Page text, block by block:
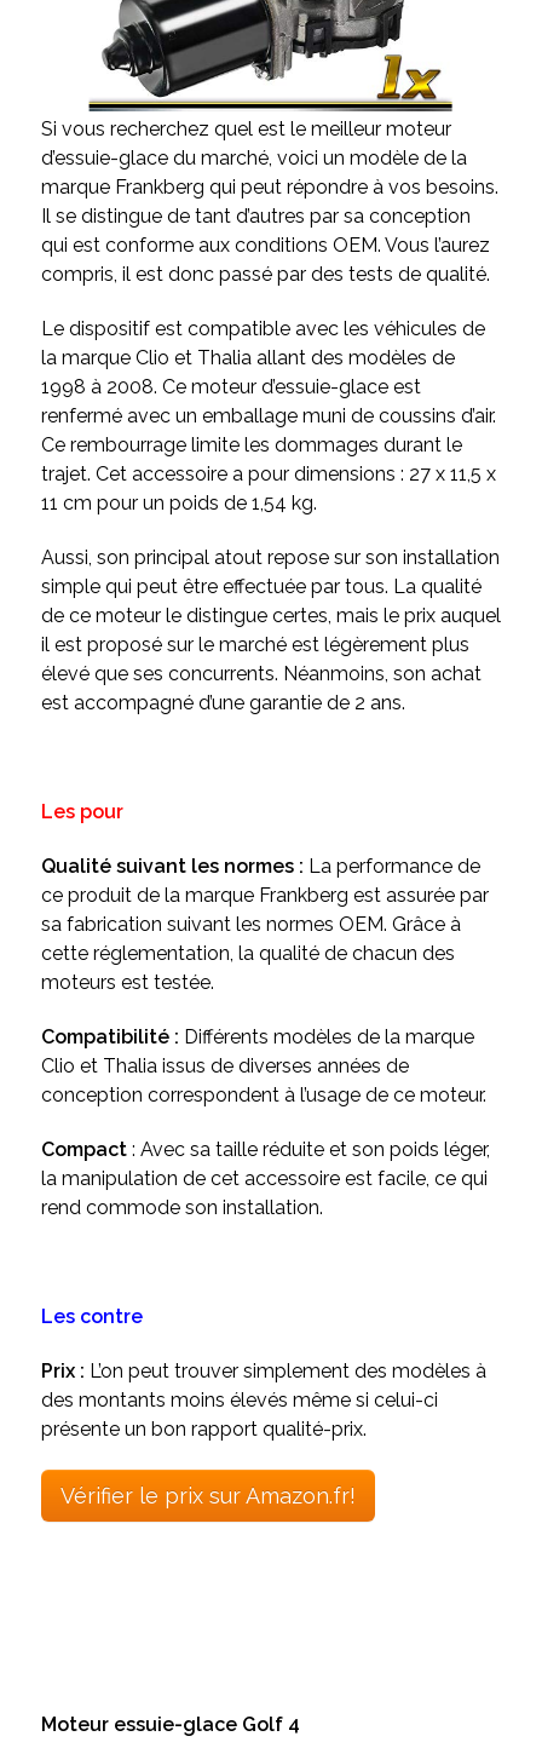
Si vous recherchez quel est le meilleur moteur
d’essuie-glace du marché, voici un modèle de la
marque Frankberg qui peut répondre à vos besoins.
Il se distingue de tant d’autres par sa conception
qui est conforme aux conditions OEM. Vous l’aurez
compris, il est donc passé par des tests de qualité.
Le dispositif est compatible avec les véhicules de
la marque Clio et Thalia allant des modèles de
1998 à 2008. Ce moteur d’essuie-glace est
renfermé avec un emballage muni de coussins d’air.
Ce rembourrage limite les dommages durant le
trajet. Cet accessoire a pour dimensions : 27 x 11,5 x
11 cm pour un poids de 1,54 kg.
Aussi, son principal atout repose sur son installation
simple qui peut être effectuée par tous. La qualité
de ce moteur le distingue certes, mais le prix auquel
il est proposé sur le marché est légèrement plus
élevé que ses concurrents. Néanmoins, son achat
est accompagné d’une garantie de 2 ans.
Les pour
Qualité suivant les normes : La performance de
ce produit de la marque Frankberg est assurée par
sa fabrication suivant les normes OEM. Grâce à
cette réglementation, la qualité de chacun des
moteurs est testée.
Compatibilité : Différents modèles de la marque
Clio et Thalia issus de diverses années de
conception correspondent à l’usage de ce moteur.
Compact : Avec sa taille réduite et son poids léger,
la manipulation de cet accessoire est facile, ce qui
rend commode son installation.
Les contre
Prix : L’on peut trouver simplement des modèles à
des montants moins élevés même si celui-ci
présente un bon rapport qualité-prix.
Vérifier le prix sur Amazon.fr!
Moteur essuie-glace Golf 4